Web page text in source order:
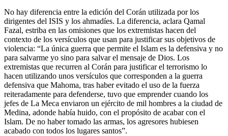
No hay diferencia entre la edición del Corán utilizada por los
dirigentes del ISIS y los ahmadíes. La diferencia, aclara Qamal
Fazal, estriba en las omisiones que los extremistas hacen del
contexto de los versículos que usan para justificar sus objetivos de
violencia: “La única guerra que permite el Islam es la defensiva y no
para salvarme yo sino para salvar el mensaje de Dios. Los
extremistas que recurren al Corán para justificar el terrorismo lo
hacen utilizando unos versículos que corresponden a la guerra
defensiva que Mahoma, tras haber evitado el uso de la fuerza
reiteradamente para defenderse, tuvo que emprender cuando los
jefes de La Meca enviaron un ejército de mil hombres a la ciudad de
Medina, adonde había huido, con el propósito de acabar con el
Islam. De no haber tomado las armas, los agresores hubiesen
acabado con todos los lugares santos”.